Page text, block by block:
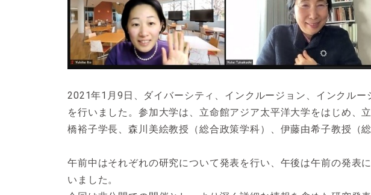
2021年1月9日、ダイバーシティ、インクルージョン、インクル
を行いました。参加大学は、立命館アジア太平洋大学をはじめ
橋裕子学長、森川美絵教授（総合政策学科）、伊藤由希子教授（
午前中はそれぞれの研究について発表を行い、午後は午前の発表
いました。